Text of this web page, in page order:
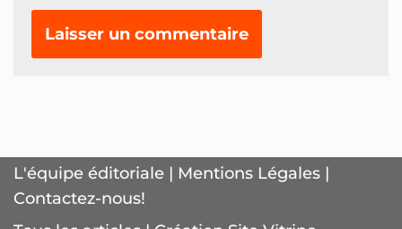
L'équipe éditoriale | Mentions Légales |
Contactez-nous!